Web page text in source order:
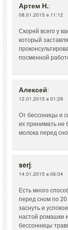
Артем Н.:
08.01.2015 в 11:12
Скорей всего у
который
посменной
Алексей:
12.01.2015 в 01:29
От бессоницы и
их принимать не
молока перед
serj:
14.01.2015 в 06:04
Есть много
перед сном по
заснуть и
настой ромашки
бессонницы